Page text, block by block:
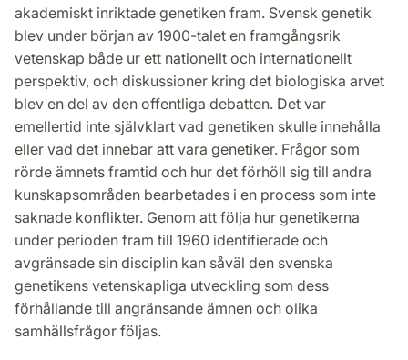
akademiskt inriktade genetiken fram. Svensk genetik
blev under början av 1900-talet en framgångsrik
vetenskap både ur ett nationellt och internationellt
perspektiv, och diskussioner kring det biologiska arvet
blev en del av den offentliga debatten. Det var
emellertid inte självklart vad genetiken skulle innehålla
eller vad det innebar att vara genetiker. Frågor som
rörde ämnets framtid och hur det förhöll sig till andra
kunskapsområden bearbetades i en process som inte
saknade konflikter. Genom att följa hur genetikerna
under perioden fram till 1960 identifierade och
avgränsade sin disciplin kan såväl den svenska
genetikens vetenskapliga utveckling som dess
förhållande till angränsande ämnen och olika
samhällsfrågor följas.